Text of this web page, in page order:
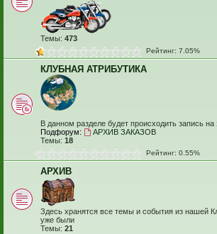
Темы: 473
Рейтинг: 7.05%
КЛУБНАЯ АТРИБУТИКА
В данном разделе будет происходить запись на
Подфорум:
АРХИВ ЗАКАЗОВ
Темы: 18
Рейтинг: 0.55%
АРХИВ
Здесь хранятся все темы и события из нашей
уже были
Темы: 21